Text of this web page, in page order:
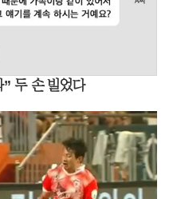
” 두 손 빌었다